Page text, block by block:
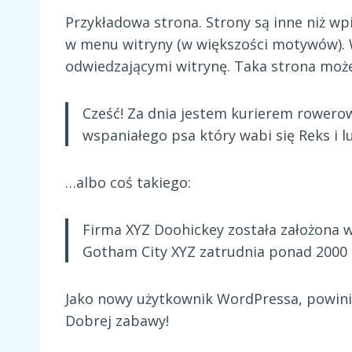
Przykładowa strona. Strony są inne niż
w menu witryny (w większości
odwiedzającymi witrynę. Taka strona
Cześć! Za dnia jestem kurierem
wspaniałego psa który wabi się Reks i
…albo coś takiego:
Firma XYZ Doohickey została
Gotham City XYZ zatrudnia ponad
Jako nowy użytkownik WordPressa,
Dobrej zabawy!